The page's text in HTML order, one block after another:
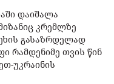
დაიშალა
კრემლზე
გასაზრდელად
რამდენიმე თვის წინ
უკრაინის